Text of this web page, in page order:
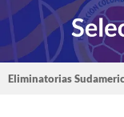
Eliminatorias